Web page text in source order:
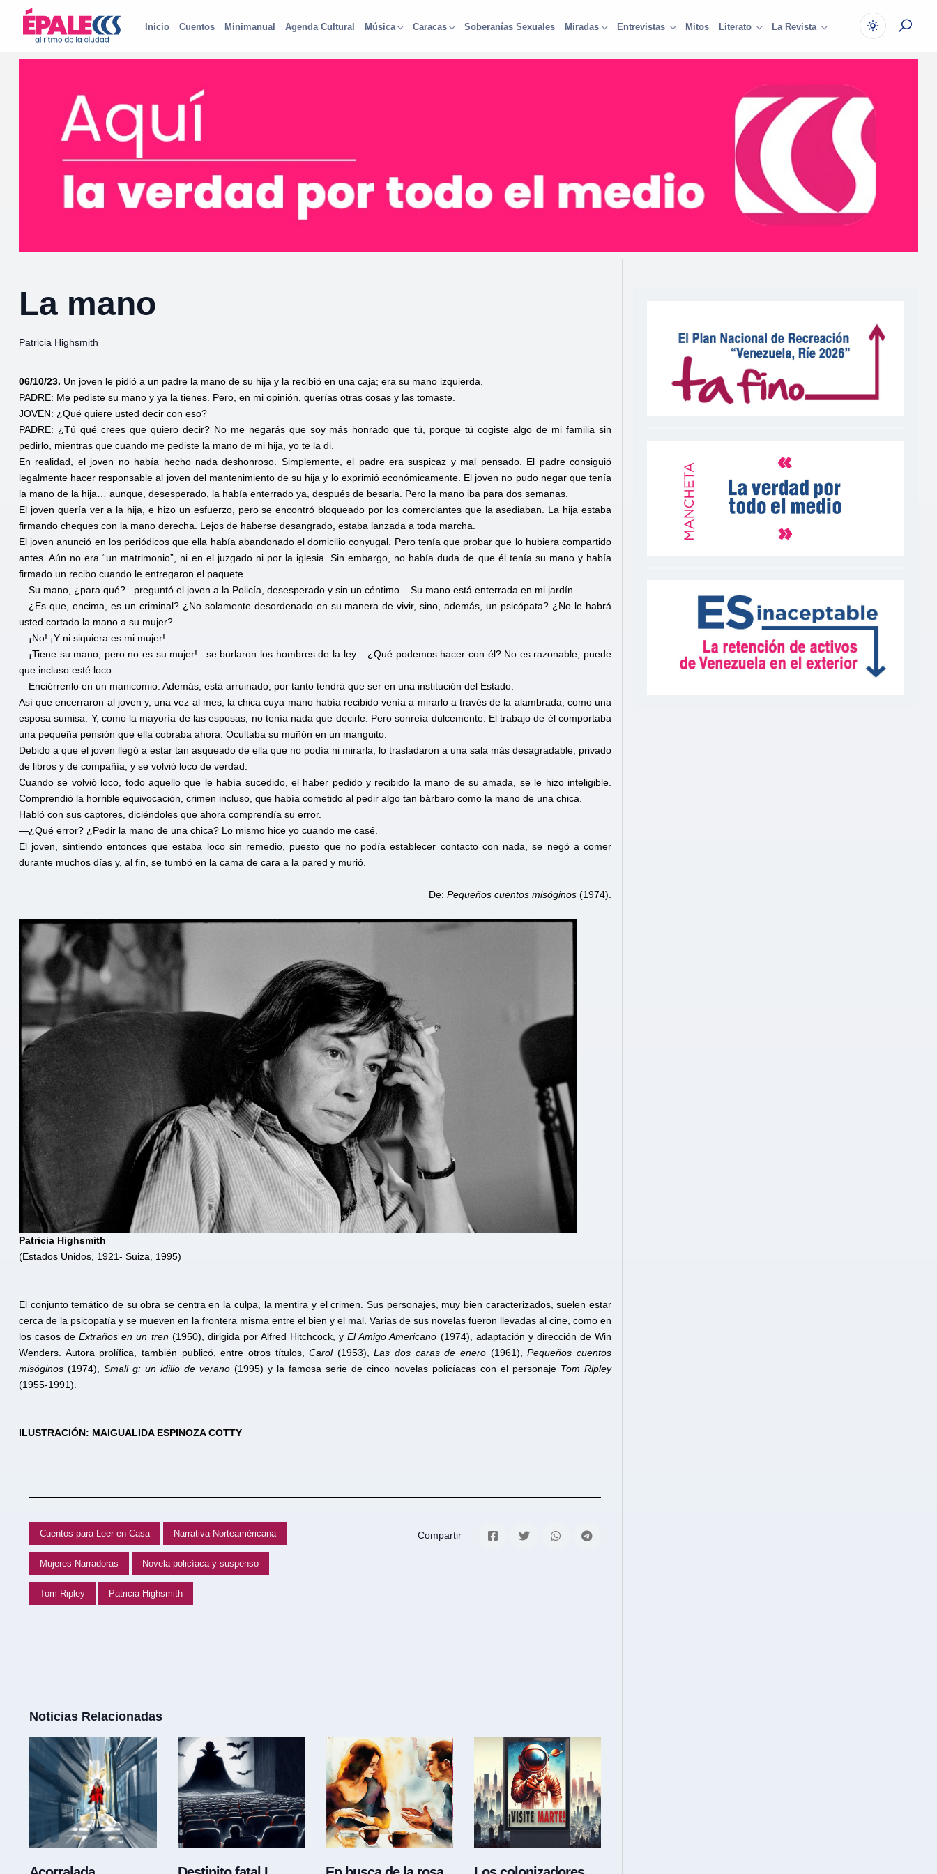
Inicio Cuentos Minimanual Agenda Cultural Música Caracas Soberanías Sexuales Miradas Entrevistas Mitos Literato La Revista
La mano
Patricia Highsmith
06/10/23. Un joven le pidió a un padre la mano de su hija y la recibió en una caja; era su mano izquierda.
PADRE: Me pediste su mano y ya la tienes. Pero, en mi opinión, querías otras cosas y las tomaste.
JOVEN: ¿Qué quiere usted decir con eso?
PADRE: ¿Tú qué crees que quiero decir? No me negarás que soy más honrado que tú, porque tú cogiste algo de mi familia sin
pedirlo, mientras que cuando me pediste la mano de mi hija, yo te la di.
En realidad, el joven no había hecho nada deshonroso. Simplemente, el padre era suspicaz y mal pensado. El padre consiguió
legalmente hacer responsable al joven del mantenimiento de su hija y lo exprimió económicamente. El joven no pudo negar que tenía
la mano de la hija… aunque, desesperado, la había enterrado ya, después de besarla. Pero la mano iba para dos semanas.
El joven quería ver a la hija, e hizo un esfuerzo, pero se encontró bloqueado por los comerciantes que la asediaban. La hija estaba
firmando cheques con la mano derecha. Lejos de haberse desangrado, estaba lanzada a toda marcha.
El joven anunció en los periódicos que ella había abandonado el domicilio conyugal. Pero tenía que probar que lo hubiera compartido
antes. Aún no era “un matrimonio”, ni en el juzgado ni por la iglesia. Sin embargo, no había duda de que él tenía su mano y había
firmado un recibo cuando le entregaron el paquete.
—Su mano, ¿para qué? –preguntó el joven a la Policía, desesperado y sin un céntimo–. Su mano está enterrada en mi jardín.
—¿Es que, encima, es un criminal? ¿No solamente desordenado en su manera de vivir, sino, además, un psicópata? ¿No le habrá
usted cortado la mano a su mujer?
—¡No! ¡Y ni siquiera es mi mujer!
—¡Tiene su mano, pero no es su mujer! –se burlaron los hombres de la ley–. ¿Qué podemos hacer con él? No es razonable, puede
que incluso esté loco.
—Enciérrenlo en un manicomio. Además, está arruinado, por tanto tendrá que ser en una institución del Estado.
Así que encerraron al joven y, una vez al mes, la chica cuya mano había recibido venía a mirarlo a través de la alambrada, como una
esposa sumisa. Y, como la mayoría de las esposas, no tenía nada que decirle. Pero sonreía dulcemente. El trabajo de él comportaba
una pequeña pensión que ella cobraba ahora. Ocultaba su muñón en un manguito.
Debido a que el joven llegó a estar tan asqueado de ella que no podía ni mirarla, lo trasladaron a una sala más desagradable, privado
de libros y de compañía, y se volvió loco de verdad.
Cuando se volvió loco, todo aquello que le había sucedido, el haber pedido y recibido la mano de su amada, se le hizo inteligible.
Comprendió la horrible equivocación, crimen incluso, que había cometido al pedir algo tan bárbaro como la mano de una chica.
Habló con sus captores, diciéndoles que ahora comprendía su error.
—¿Qué error? ¿Pedir la mano de una chica? Lo mismo hice yo cuando me casé.
El joven, sintiendo entonces que estaba loco sin remedio, puesto que no podía establecer contacto con nada, se negó a comer
durante muchos días y, al fin, se tumbó en la cama de cara a la pared y murió.
De: Pequeños cuentos misóginos (1974).
Patricia Highsmith
(Estados Unidos, 1921- Suiza, 1995)
El conjunto temático de su obra se centra en la culpa, la mentira y el crimen. Sus personajes, muy bien caracterizados, suelen estar
cerca de la psicopatía y se mueven en la frontera misma entre el bien y el mal. Varias de sus novelas fueron llevadas al cine, como en
los casos deExtraños en un tren(1950), dirigida por Alfred Hitchcock, yEl Amigo Americano (1974), adaptación y dirección de Win
Wenders. Autora prolífica, también publicó, entre otros títulos,Carol(1953),Las dos caras de enero (1961),Pequeños cuentos
misóginos (1974), Small g: un idilio de verano (1995) y la famosa serie de cinco novelas policíacas con el personaje Tom Ripley
(1955-1991).
ILUSTRACIÓN: MAIGUALIDA ESPINOZA COTTY
Cuentos para Leer en Casa Narrativa Norteaméricana
Mujeres Narradoras Novela policíaca y suspenso
Tom Ripley Patricia Highsmith
Compartir
Noticias Relacionadas